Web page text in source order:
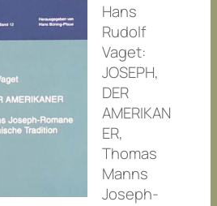
Hans
Rudolf
Vaget:
JOSEPH,
DER
AMERIKAN
ER,
Thomas
Manns
Joseph-